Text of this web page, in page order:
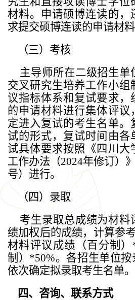
材料。申请硕博连读的，
求提交硕博连读的申请材料
（三）考核
主导师所在二级招生单
交叉研究生培养工作小组
议指标体系和复试要求，
的申请材料进行集体评议
定进入复试的考生名单。
试的形式，复试时间由各
试具体要求按照《四川大
工作办法（2024年修订）
号）进行。
（四）录取
考生录取总成绩为材料
绩加权后的成绩，计算参
材料评议成绩（百分制）
制）*50%。各招生单位
依次确定拟录取考生名单。
四、咨询、联系方式